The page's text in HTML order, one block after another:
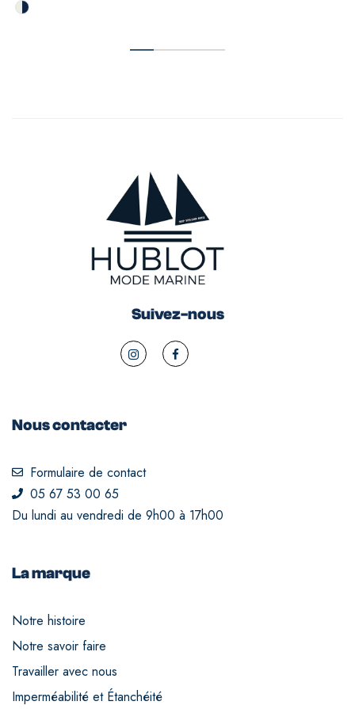
Suivez-nous
Nous contacter
Formulaire de contact
05 67 53 00 65
Du lundi au vendredi de 9h00 à 17h00
La marque
Notre histoire
Notre savoir faire
Travailler avec nous
Imperméabilité et Étanchéité